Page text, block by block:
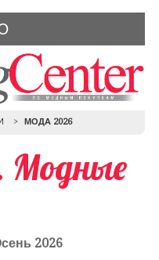
МОДА 2026
Модные
2026